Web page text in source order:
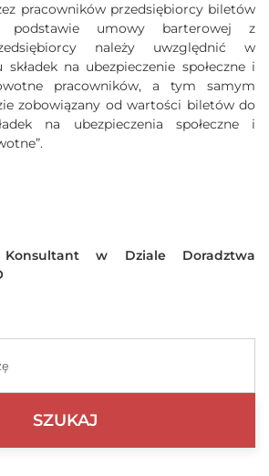
pracowników przedsiębiorcy biletów
umowy barterowej z
należy uwzględnić w
na ubezpieczenie społeczne i
pracowników, a tym samym
zobowiązany od wartości biletów do
na ubezpieczenia społeczne i
w Dziale Doradztwa